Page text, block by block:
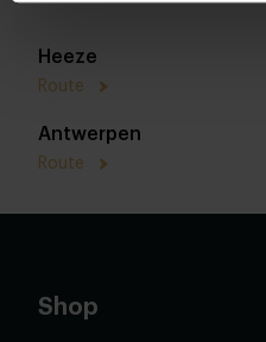
Heeze
Route
Antwerpen
Route
Shop